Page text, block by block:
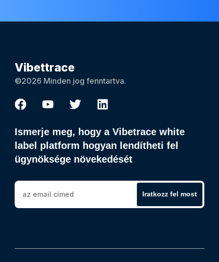
Vibettrace
©2026 Minden jog fenntartva.
Ismerje meg, hogy a Vibetrace white
label platform hogyan lendítheti fel
ügynöksége növekedését
Iratkozz fel most